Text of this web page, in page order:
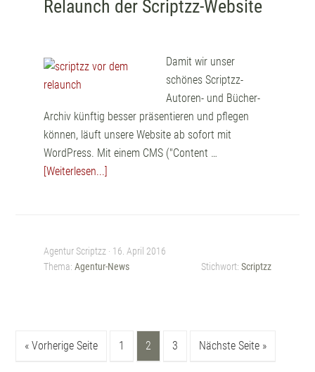
Relaunch der Scriptzz-Website
Damit wir unser
schönes Scriptzz-
Autoren- und Bücher-
Archiv künftig besser präsentieren und pflegen
können, läuft unsere Website ab sofort mit
WordPress. Mit einem CMS ("Content …
[Weiterlesen...]
Agentur Scriptzz · 16. April 2016
Thema:Agentur-News Stichwort: Scriptzz
« Vorherige Seite 1 2 3 Nächste Seite »